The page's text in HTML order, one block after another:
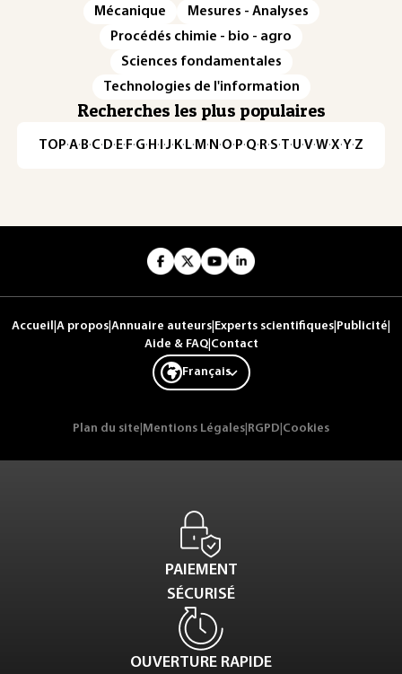
Mécanique
Mesures - Analyses
Procédés chimie - bio - agro
Sciences fondamentales
Technologies de l'information
Recherches les plus populaires
TOP·A·B·C· D· E· F·G· H · ·J· K· L· M · N ·O· P·Q· R·S·T·U·V·W·X·Y·Z
Accueil A propos Annuaire auteurs Experts scientifiques Publicité
Aide & FAQ| Contact
Français
Plan du site Mentions Légales RGPD Cookies
PAIEMENT
SÉCURISÉ
OUVERTURE RAPIDE